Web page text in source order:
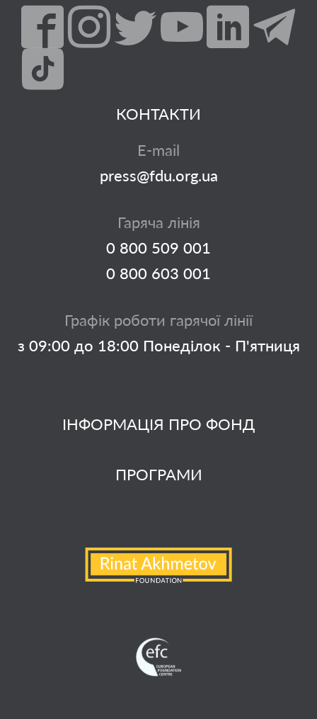
ІНФОРМАЦІЯ ПРО ФОНД
ПРОГРАМИ
КОНТАКТИ
E-mail
press@fdu.org.ua
Гаряча лінія
0 800 509 001
0 800 603 001
Графік роботи гарячої лінії
з 09:00 до 18:00 Понеділок - П'ятниця